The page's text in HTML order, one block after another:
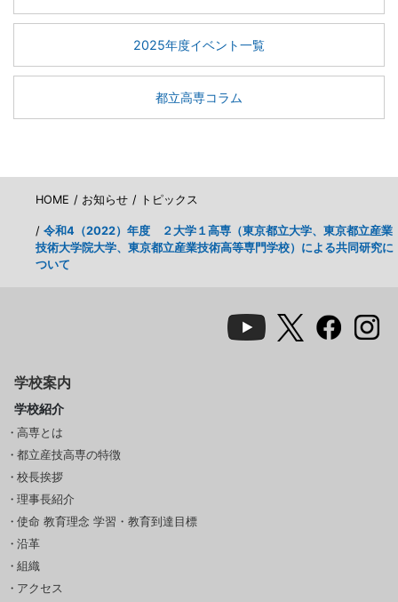
2025年度イベント一覧
都立高専コラム
HOME お知らせ トピックス
令和4（2022）年度 ２大学１高専（東京都立大学、東京都立産業
技術大学院大学、東京都立産業技術高等専門学校）による共同研究に
ついて
学校案内
学校紹介
高専とは
都立産技高専の特徴
校長挨拶
理事長紹介
使命 教育理念 学習・教育到達目標
沿革
組織
アクセス